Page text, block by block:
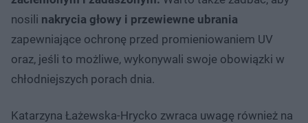
nosili nakrycia głowy i przewiewne ubrania
zapewniające ochronę przed promieniowaniem UV
oraz, jeśli to możliwe, wykonywali swoje obowiązki w
chłodniejszych porach dnia.
Katarzyna Łażewska-Hrycko zwraca uwagę również na